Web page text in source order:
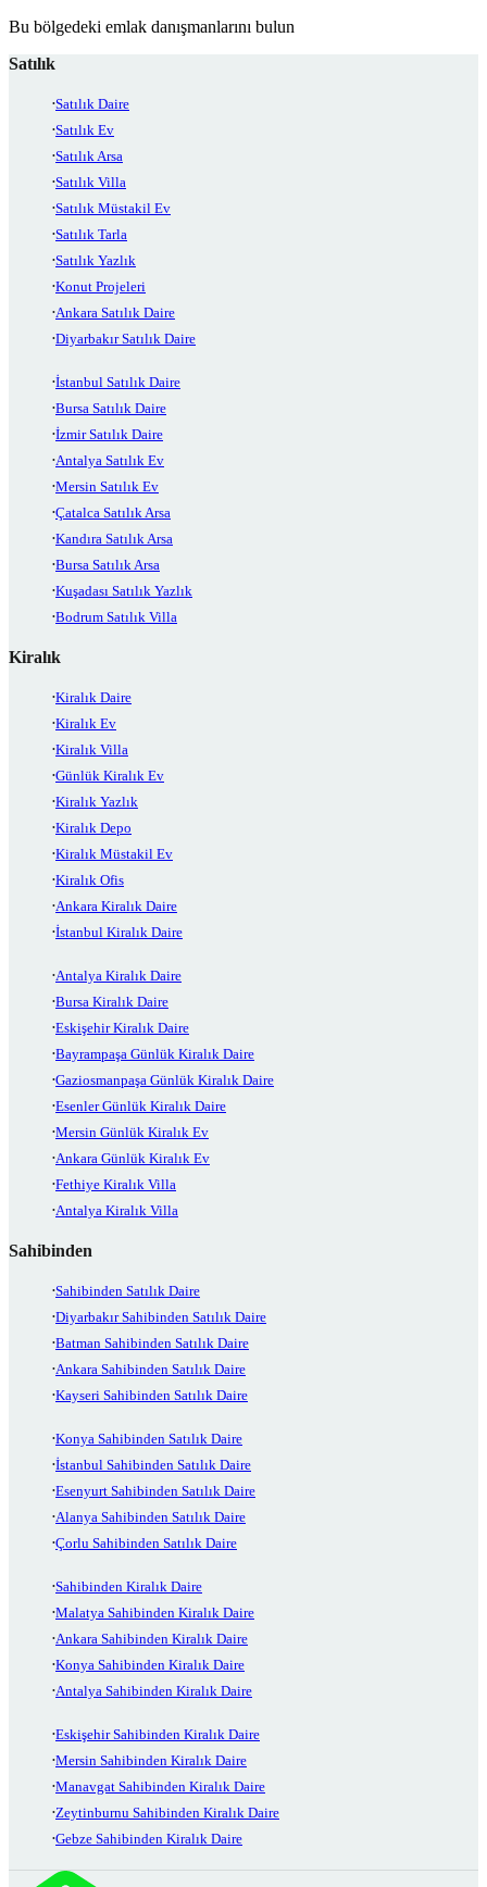
Bu bölgedeki emlak danışmanlarını bulun
Satılık
Satılık Daire
Satılık Ev
Satılık Arsa
Satılık Villa
Satılık Müstakil Ev
Satılık Tarla
Satılık Yazlık
Konut Projeleri
Ankara Satılık Daire
Diyarbakır Satılık Daire
İstanbul Satılık Daire
Bursa Satılık Daire
İzmir Satılık Daire
Antalya Satılık Ev
Mersin Satılık Ev
Çatalca Satılık Arsa
Kandıra Satılık Arsa
Bursa Satılık Arsa
Kuşadası Satılık Yazlık
Bodrum Satılık Villa
Kiralık
Kiralık Daire
Kiralık Ev
Kiralık Villa
Günlük Kiralık Ev
Kiralık Yazlık
Kiralık Depo
Kiralık Müstakil Ev
Kiralık Ofis
Ankara Kiralık Daire
İstanbul Kiralık Daire
Antalya Kiralık Daire
Bursa Kiralık Daire
Eskişehir Kiralık Daire
Bayrampaşa Günlük Kiralık Daire
Gaziosmanpaşa Günlük Kiralık Daire
Esenler Günlük Kiralık Daire
Mersin Günlük Kiralık Ev
Ankara Günlük Kiralık Ev
Fethiye Kiralık Villa
Antalya Kiralık Villa
Sahibinden
Sahibinden Satılık Daire
Diyarbakır Sahibinden Satılık Daire
Batman Sahibinden Satılık Daire
Ankara Sahibinden Satılık Daire
Kayseri Sahibinden Satılık Daire
Konya Sahibinden Satılık Daire
İstanbul Sahibinden Satılık Daire
Esenyurt Sahibinden Satılık Daire
Alanya Sahibinden Satılık Daire
Çorlu Sahibinden Satılık Daire
Sahibinden Kiralık Daire
Malatya Sahibinden Kiralık Daire
Ankara Sahibinden Kiralık Daire
Konya Sahibinden Kiralık Daire
Antalya Sahibinden Kiralık Daire
Eskişehir Sahibinden Kiralık Daire
Mersin Sahibinden Kiralık Daire
Manavgat Sahibinden Kiralık Daire
Zeytinburnu Sahibinden Kiralık Daire
Gebze Sahibinden Kiralık Daire